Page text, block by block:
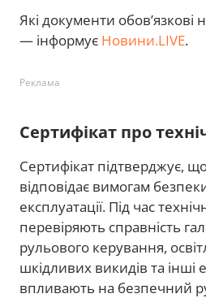
Які документи обов’язкові
— інформує Новини.LIVE.
Реклама
Сертифікат про
Сертифікат підтверджує,
відповідає вимогам
експлуатації. Під час
перевіряють справність
рульового керування,
шкідливих викидів та
впливають на безпечний